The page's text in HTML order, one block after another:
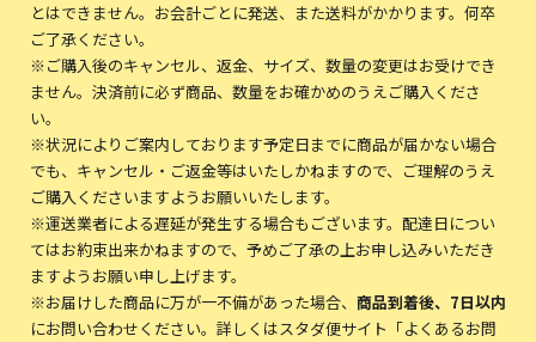
とはできません。お会計ごとに発送、また送料がかかります。何卒
ご了承ください。
※ご購入後のキャンセル、返金、サイズ、数量の変更はお受けでき
ません。決済前に必ず商品、数量をお確かめのうえご購入くださ
い。
※状況によりご案内しております予定日までに商品が届かない場合
でも、キャンセル・ご返金等はいたしかねますので、ご理解のうえ
ご購入くださいますようお願いいたします。
※運送業者による遅延が発生する場合もございます。配達日につい
てはお約束出来かねますので、予めご了承の上お申し込みいただき
ますようお願い申し上げます。
※お届けした商品に万が一不備があった場合、 商品到着後、7日以内
にお問い合わせください。詳しくはスタダ便サイト「よくあるお問